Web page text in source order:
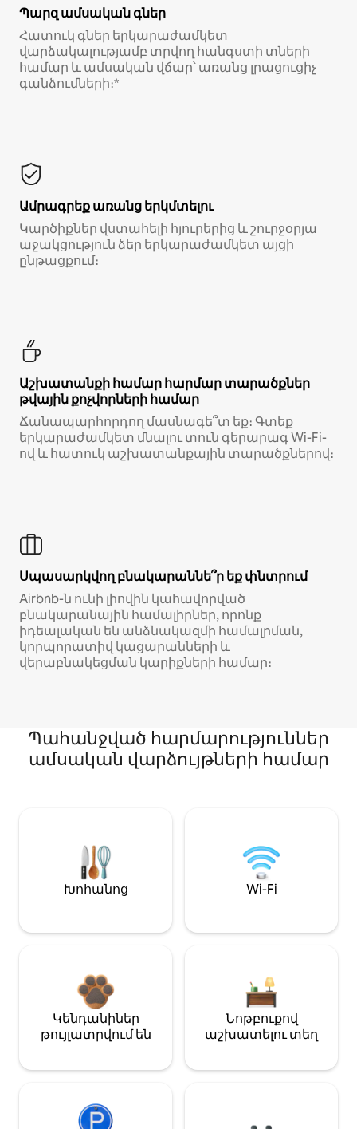
Պարզ ամսական գներ
Հատուկ գներ երկարաժամկետ
վարձակալությամբ տրվող հանգստի տների
համար և ամսական վճար՝ առանց լրացուցիչ
գանձումների։*
Ամրագրեք առանց երկմտելու
Կարծիքներ վստահելի հյուրերից և շուրջօրյա
աջակցություն ձեր երկարաժամկետ այցի
ընթացքում։
Աշխատանքի համար հարմար տարածքներ
թվային քոչվորների համար
Ճանապարհորդող մասնագե՞տ եք։ Գտեք
երկարաժամկետ մնալու տուն գերարագ Wi-Fi-
ով և հատուկ աշխատանքային տարածքներով։
Սպասարկվող բնակարաննե՞ր եք փնտրում
Airbnb-ն ունի լիովին կահավորված
բնակարանային համալիրներ, որոնք
իդեալական են անձնակազմի համալրման,
կորպորատիվ կացարանների և
վերաբնակեցման կարիքների համար։
Պահանջված հարմարություններ
ամսական վարձույթների համար
Խոհանոց Wi-Fi
Կենդանիներ
թույլատրվում են
Նոթբուքով
աշխատելու տեղ